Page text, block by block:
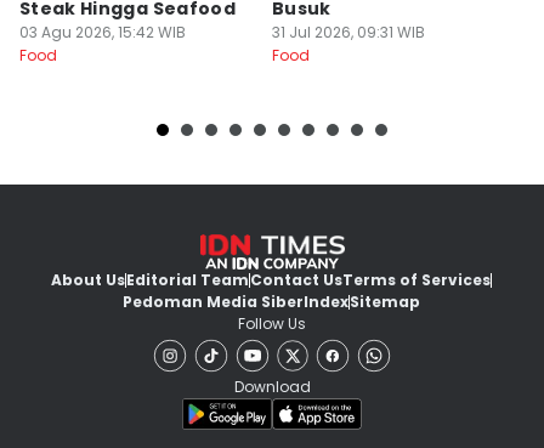
Steak Hingga Seafood
03 Agu 2026, 15:42 WIB
Food
Busuk
31 Jul 2026, 09:31 WIB
Food
About UsEditorial TeamContact UsTerms of Services
Pedoman Media SiberIndexSitemap
Follow Us
Download